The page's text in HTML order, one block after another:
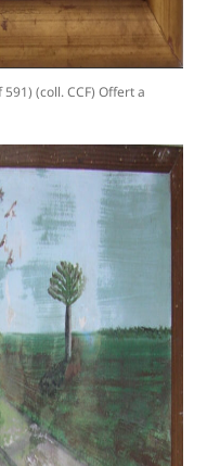
(coll. CCF) Offert a